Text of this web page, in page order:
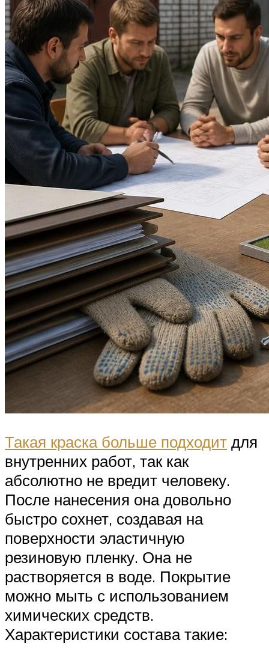
Такая краска больше подходит для
внутренних работ, так как
абсолютно не вредит человеку.
После нанесения она довольно
быстро сохнет, создавая на
поверхности эластичную
резиновую пленку. Она не
растворяется в воде. Покрытие
можно мыть с использованием
химических средств.
Характеристики состава такие: